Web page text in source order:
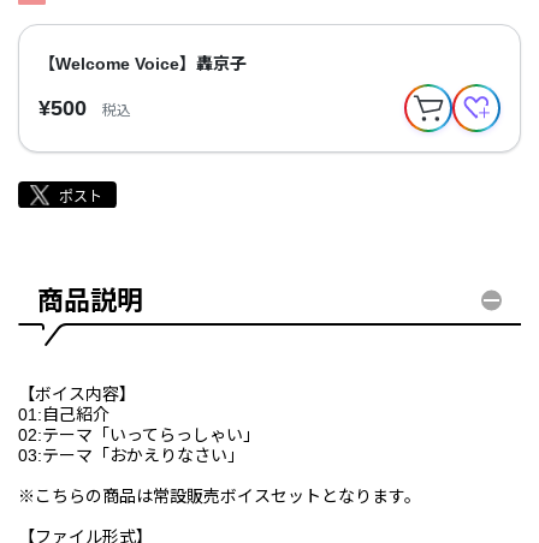
【Welcome Voice】轟京子
¥500 税込
商品説明
【ボイス内容】
01:自己紹介
02:テーマ「いってらっしゃい」
03:テーマ「おかえりなさい」
※こちらの商品は常設販売ボイスセットとなります。
【ファイル形式】